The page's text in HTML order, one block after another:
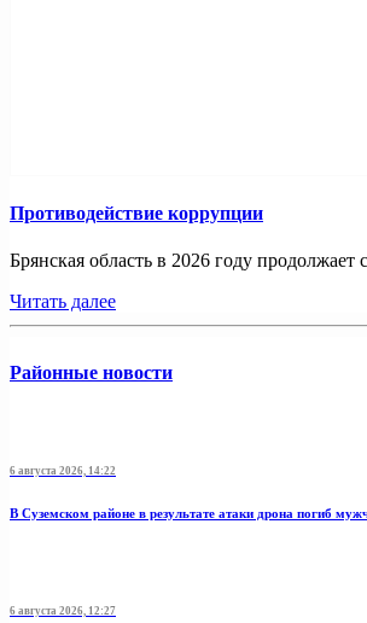
Противодействие коррупции
Брянская область в 2026 году
Читать далее
Районные новости
6 августа 2026, 14:22
В Суземском районе в результате атаки дрона погиб
6 августа 2026, 12:27